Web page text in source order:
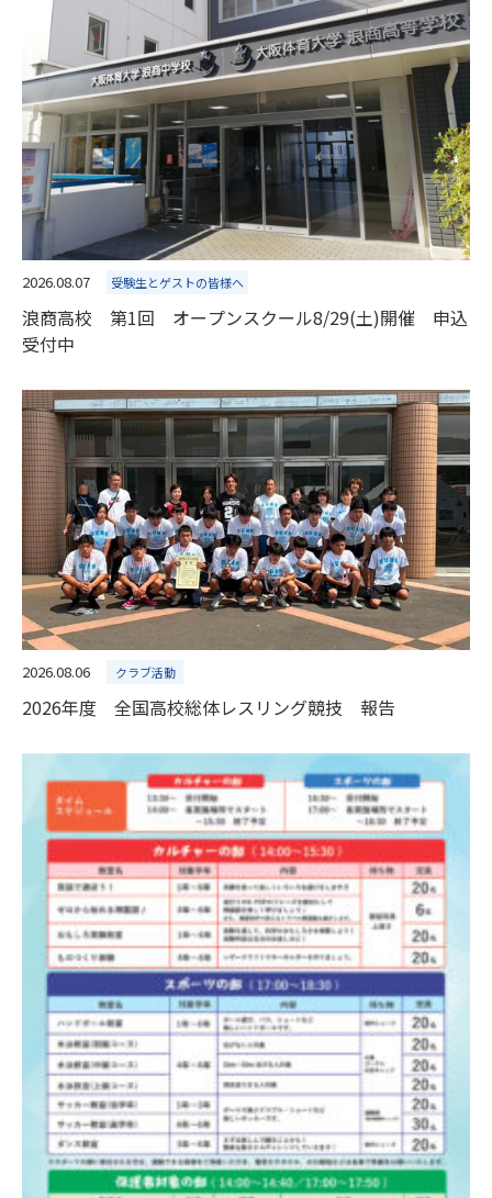
2026.08.07 受験生とゲストの皆様へ
浪商高校 第1回 オープンスクール8/29(土)開催 申込
受付中
2026.08.06 クラブ活動
2026年度 全国高校総体レスリング競技 報告